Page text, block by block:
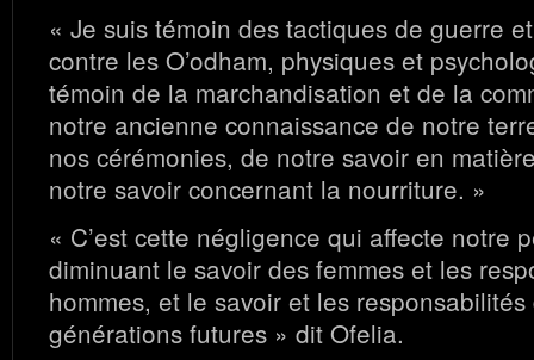
« Je suis témoin des tactiques de guerre
contre les O’odham, physiques et
témoin de la marchandisation et de la
notre ancienne connaissance de notre
nos cérémonies, de notre savoir en
notre savoir concernant la nourriture. »
« C’est cette négligence qui affecte notre
diminuant le savoir des femmes et les
hommes, et le savoir et les
générations futures » dit Ofelia.